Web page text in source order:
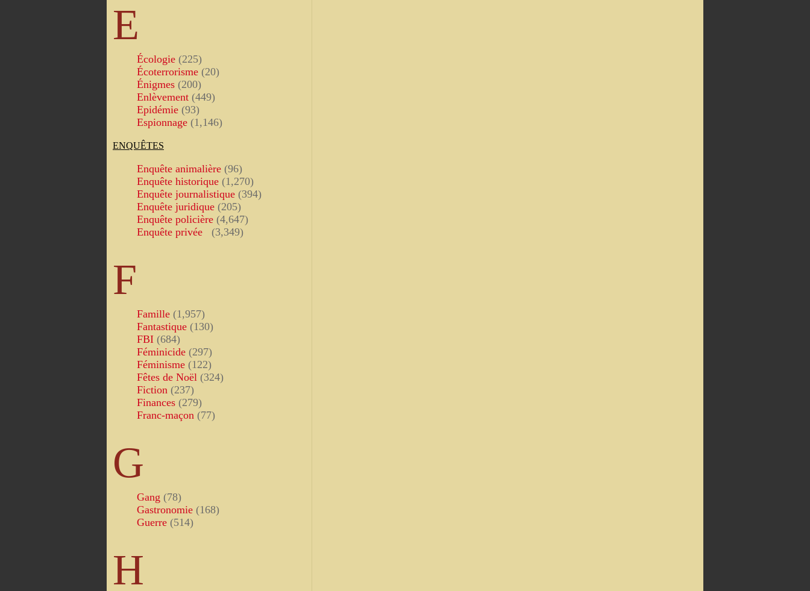
E
Écologie (225)
Écoterrorisme (20)
Énigmes (200)
Enlèvement (449)
Epidémie (93)
Espionnage (1,146)
ENQUÊTES
Enquête animalière (96)
Enquête historique (1,270)
Enquête journalistique (394)
Enquête juridique (205)
Enquête policière (4,647)
Enquête privée
(3,349)
F
Famille (1,957)
Fantastique (130)
FBI (684)
Féminicide (297)
Féminisme (122)
Fêtes de Noël (324)
Fiction (237)
Finances (279)
Franc-maçon (77)
G
Gang (78)
Gastronomie (168)
Guerre (514)
H